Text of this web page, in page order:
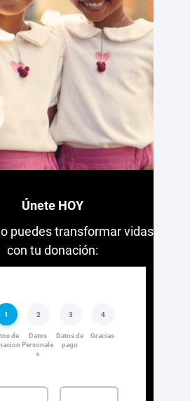
Únete HOY
puedes transformar vidas
con tu donación: